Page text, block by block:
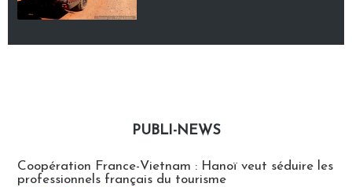
PUBLI-NEWS
Coopération France-Vietnam : Hanoï veut séduire les
professionnels français du tourisme